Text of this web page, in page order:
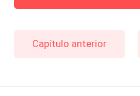
Capítulo anterior